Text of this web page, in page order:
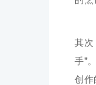
其次
手”
创作